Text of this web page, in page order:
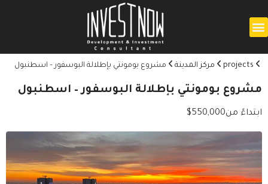
projects مركز المدينة مشروع بومونتي بإطلالة البوسفور – اسطنبول
مشروع بومونتي بإطلالة البوسفور – اسطنبول
ابتداءً من550,000
$